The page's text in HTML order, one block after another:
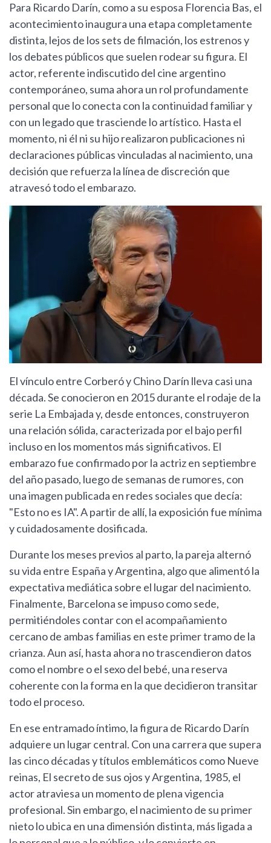
Para Ricardo Darín, como a su esposa Florencia Bas, el
acontecimiento inaugura una etapa completamente
distinta, lejos de los sets de filmación, los estrenos y
los debates públicos que suelen rodear su figura. El
actor, referente indiscutido del cine argentino
contemporáneo, suma ahora un rol profundamente
personal que lo conecta con la continuidad familiar y
con un legado que trasciende lo artístico. Hasta el
momento, ni él ni su hijo realizaron publicaciones ni
declaraciones públicas vinculadas al nacimiento, una
decisión que refuerza la línea de discreción que
atravesó todo el embarazo.
El vínculo entre Corberó y Chino Darín lleva casi una
década. Se conocieron en 2015 durante el rodaje de la
serie La Embajada y, desde entonces, construyeron
una relación sólida, caracterizada por el bajo perfil
incluso en los momentos más significativos. El
embarazo fue confirmado por la actriz en septiembre
del año pasado, luego de semanas de rumores, con
una imagen publicada en redes sociales que decía:
"Esto no es IA". A partir de allí, la exposición fue mínima
y cuidadosamente dosificada.
Durante los meses previos al parto, la pareja alternó
su vida entre España y Argentina, algo que alimentó la
expectativa mediática sobre el lugar del nacimiento.
Finalmente, Barcelona se impuso como sede,
permitiéndoles contar con el acompañamiento
cercano de ambas familias en este primer tramo de la
crianza. Aun así, hasta ahora no trascendieron datos
como el nombre o el sexo del bebé, una reserva
coherente con la forma en la que decidieron transitar
todo el proceso.
En ese entramado íntimo, la figura de Ricardo Darín
adquiere un lugar central. Con una carrera que supera
las cinco décadas y títulos emblemáticos como Nueve
reinas, El secreto de sus ojos y Argentina, 1985, el
actor atraviesa un momento de plena vigencia
profesional. Sin embargo, el nacimiento de su primer
nieto lo ubica en una dimensión distinta, más ligada a